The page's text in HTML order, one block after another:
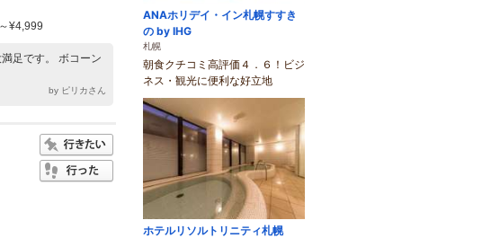
¥4,999
足です。 ボコーン
by ピリカさん
ANAホリデイ・イン札幌すすき
の by IHG
札幌
朝食クチコミ高評価４．６！ビジ
ネス・観光に便利な好立地
ホテルリソルトリニティ札幌